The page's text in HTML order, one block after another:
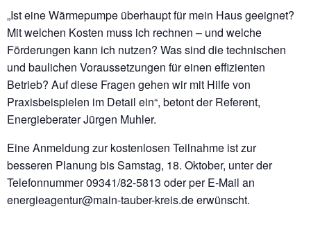
„Ist eine Wärmepumpe überhaupt für mein Haus geeignet?
Mit welchen Kosten muss ich rechnen – und welche
Förderungen kann ich nutzen? Was sind die technischen
und baulichen Voraussetzungen für einen effizienten
Betrieb? Auf diese Fragen gehen wir mit Hilfe von
Praxisbeispielen im Detail ein“, betont der Referent,
Energieberater Jürgen Muhler.
Eine Anmeldung zur kostenlosen Teilnahme ist zur
besseren Planung bis Samstag, 18. Oktober, unter der
Telefonnummer 09341/82-5813 oder per E-Mail an
energieagentur@main-tauber-kreis.de erwünscht.